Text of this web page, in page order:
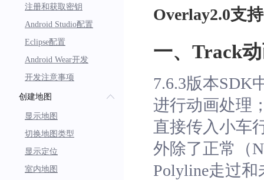
注册和获取密钥
Android Studio配置
Eclipse配置
Android Wear开发
开发注意事项
创建地图
显示地图
切换地图类型
显示定位
室内地图
Overlay2.0支
一、Track
7.6.3版本SDK
进行动画处理
直接传入小车
外除了正常（
Polyline走过和